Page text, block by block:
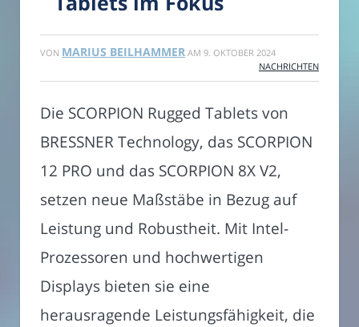
VON MARIUS BEILHAMMER AM 9. OKTOBER 2024
NACHRICHTEN
Die SCORPION Rugged Tablets von
BRESSNER Technology, das SCORPION
12 PRO und das SCORPION 8X V2,
setzen neue Maßstäbe in Bezug auf
Leistung und Robustheit. Mit Intel-
Prozessoren und hochwertigen
Displays bieten sie eine
herausragende Leistungsfähigkeit, die